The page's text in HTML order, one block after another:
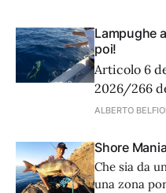
Lampughe
poi!
Articolo 6
2026/266
2026, che
stock e
Lampuga 1.Il presente articolo si applica
ALBERTO
Shore Mania
Che sia da
una zona